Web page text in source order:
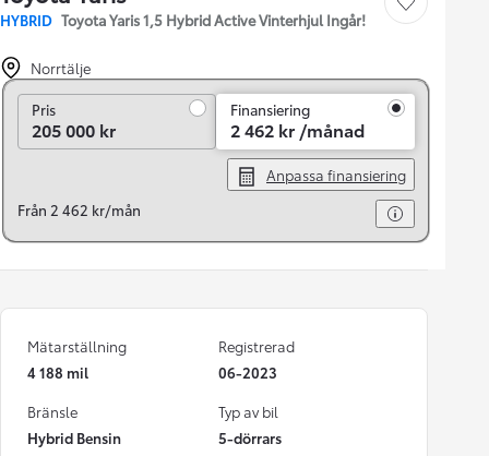
HYBRID Toyota Yaris 1,5 Hybrid Active Vinterhjul Ingår!
Save car
Norrtälje
PrisPris
205 000 kr
Finansiering
2 462 kr /månad
Anpassa finansiering
Från 2 462 kr/mån
Mätarställning
4 188 mil
Registrerad
06-2023
Bränsle
Hybrid Bensin
Typ av bil
5-dörrars